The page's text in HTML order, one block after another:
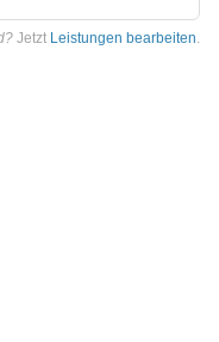
Jetzt Leistungen bearbeiten.